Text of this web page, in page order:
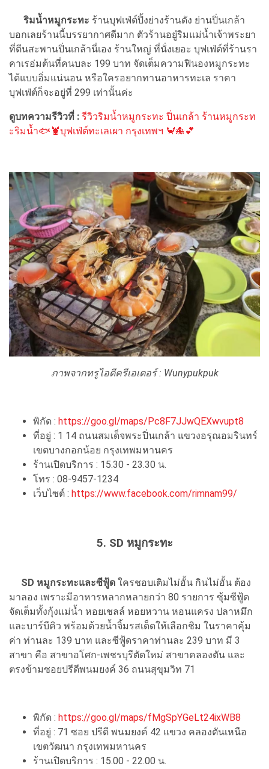
ริมน้ำหมูกระทะ ร้านบุฟเฟ่ต์ปิ้งย่างร้านดัง ย่านปิ่นเกล้า
บอกเลยร้านนี้บรรยากาศดีมาก ตัวร้านอยู๋ริมแม่น้ำเจ้าพระยา
ที่ตีนสะพานปิ่นเกล้านี่เอง ร้านใหญ่ ที่นั่งเยอะ บุฟเฟ่ต์ที่ร้านรา
คาเรอ่มต้นที่คนบละ 199 บาท จัดเต็มความฟินองหมูกระทะ
ได้แบบอิ่มแน่นอน หรือใครอยากทานอาหารทะเล ราคา
บุฟเฟ่ต์ก็จะอยู่ที่ 299 เท่านั้นค่ะ
ดูบทความรีวิวที่ : รีวิวริมน้ำหมูกระทะ ปิ่นเกล้า ร้านหมูกระท
ะริมน้ำ🐟🦞บุฟเฟ่ต์ทะเลเผา กรุงเทพฯ 🦀🐙💕
ภาพจากทรูไอดีครีเอเตอร์ : Wunypukpuk
พิกัด : https://goo.gl/maps/Pc8F7JJwQEXwvupt8
ที่อยู่ : 1 14 ถนนสมเด็จพระปิ่นเกล้า แขวงอรุณอมรินทร์
เขตบางกอกน้อย กรุงเทพมหานคร
ร้านเปิดบริการ : 15.30 - 23.30 น.
โทร : 08-9457-1234
เว็บไซต์ : https://www.facebook.com/rimnam99/
5. SD หมูกระทะ
SD หมูกระทะและซีฟู้ด ใครชอบเติมไม่อั้น กินไม่อั้น ต้อง
มาลอง เพราะมีอาหารหลากหลายกว่า 80 รายการ ซุ้มซีฟู้ด
จัดเต็มทั้งกุ้งแม่น้ำ หอยเชลล์ หอยหวาน หอนแครง ปลาหมึก
และบาร์บีคิว พร้อมด้วยน้ำจิ้มรสเด็ดให้เลือกชิม ในราคาคุ้ม
ค่า ท่านละ 139 บาท และซีฟู้ดราคาท่านละ 239 บาท มี 3
สาขา คือ สาขาอโศก-เพชรบุรีตัดใหม่ สาขาคลองตัน และ
ตรงข้ามซอยปรีดีพนมยงค์ 36 ถนนสุขุมวิท 71
พิกัด : https://goo.gl/maps/fMgSpYGeLt24ixWB8
ที่อยู่ : 71 ซอย ปรีดี พนมยงค์ 42 แขวง คลองตันเหนือ
เขตวัฒนา กรุงเทพมหานคร
ร้านเปิดบริการ : 15.00 - 22.00 น.